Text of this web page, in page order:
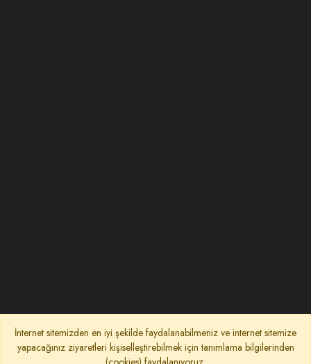
İnternet sitemizden en iyi şekilde faydalanabilmeniz ve internet sitemize
yapacağınız ziyaretleri kişiselleştirebilmek için tanımlama bilgilerinden